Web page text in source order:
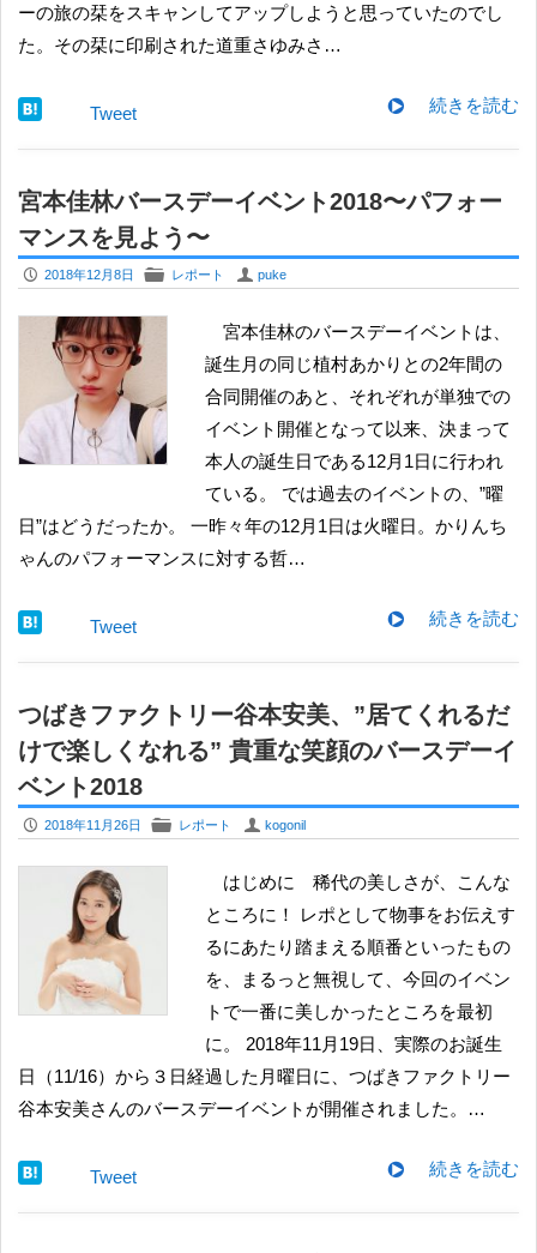
ーの旅の栞をスキャンしてアップしようと思っていたのでし
た。その栞に印刷された道重さゆみさ…
続きを読む
Tweet
宮本佳林バースデーイベント2018〜パフォー
マンスを見よう〜
P 2018年12月8日 F レポート U puke
宮本佳林のバースデーイベントは、
誕生月の同じ植村あかりとの2年間の
合同開催のあと、それぞれが単独での
イベント開催となって以来、決まって
本人の誕生日である12月1日に行われ
ている。 では過去のイベントの、”曜
日”はどうだったか。 一昨々年の12月1日は火曜日。かりんち
ゃんのパフォーマンスに対する哲…
続きを読む
Tweet
つばきファクトリー谷本安美、”居てくれるだ
けで楽しくなれる” 貴重な笑顔のバースデーイ
ベント2018
P 2018年11月26日 F レポート U kogonil
はじめに 稀代の美しさが、こんな
ところに！ レポとして物事をお伝えす
るにあたり踏まえる順番といったもの
を、まるっと無視して、今回のイベン
トで一番に美しかったところを最初
に。 2018年11月19日、実際のお誕生
日（11/16）から３日経過した月曜日に、つばきファクトリー
谷本安美さんのバースデーイベントが開催されました。…
続きを読む
Tweet